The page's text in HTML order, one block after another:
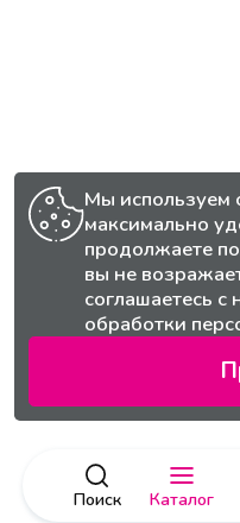
Поиск Каталог
Мы используем
максимально
продолжаете
вы не
соглашаетесь с
обработки